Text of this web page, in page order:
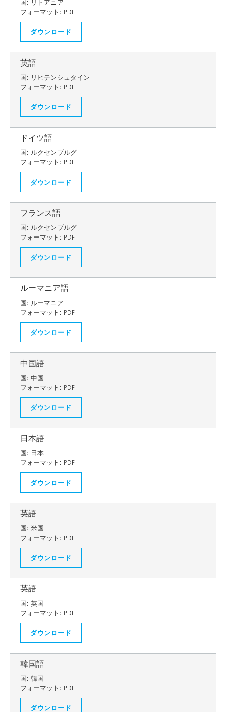
国: リトアニア
フォーマット: PDF
ダウンロード
英語
国: リヒテンシュタイン
フォーマット: PDF
ダウンロード
ドイツ語
国: ルクセンブルグ
フォーマット: PDF
ダウンロード
フランス語
国: ルクセンブルグ
フォーマット: PDF
ダウンロード
ルーマニア語
国: ルーマニア
フォーマット: PDF
ダウンロード
中国語
国: 中国
フォーマット: PDF
ダウンロード
日本語
国: 日本
フォーマット: PDF
ダウンロード
英語
国: 米国
フォーマット: PDF
ダウンロード
英語
国: 英国
フォーマット: PDF
ダウンロード
韓国語
国: 韓国
フォーマット: PDF
ダウンロード